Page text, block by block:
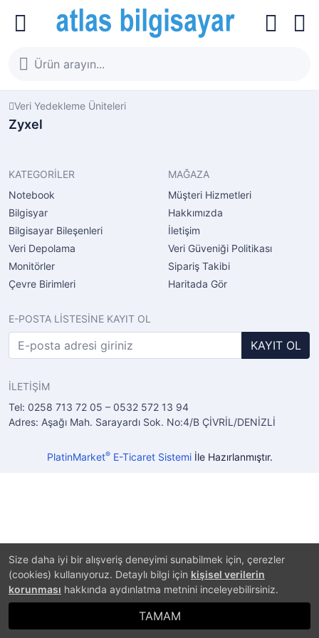
Size daha iyi bir alışveriş deneyimi sunabilmek için, çerezler
(cookies) kullanıyoruz. Detaylı bilgi için kişisel verilerin
korunması hakkında aydınlatma metnini inceleyebilirsiniz.
TAMAM
Veri Yedekleme Üniteleri
Zyxel
KATEGORİLER
Notebook
Bilgisyar
Bilgisayar Bileşenleri
Veri Depolama
Monitörler
Çevre Birimleri
MAĞAZA
Müşteri Hizmetleri
Hakkımızda
İletişim
Veri Güveniği Politikası
Sipariş Takibi
Haritada Gör
E-POSTA LİSTESİNE KAYIT OL
KAYIT OL
İLETİŞİM
Tel: 0258 713 72 05 – 0532 572 13 94
Adres: Aşağı Mah. Sarayardı Sok. No:4/B ÇİVRİL/DENİZLİ
PlatinMarket®E-Ticaret Sistemiİle Hazırlanmıştır.